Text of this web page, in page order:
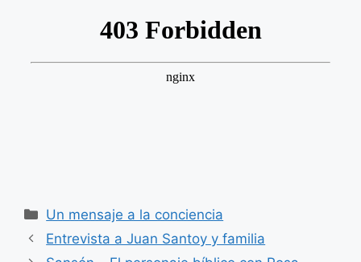
Categorías
Un mensaje a la conciencia
Entrevista a Juan Santoy y familia